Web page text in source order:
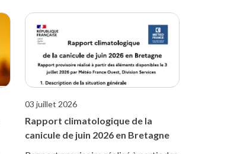
03 juillet 2026
Rapport climatologique de la
canicule de juin 2026 en Bretagne